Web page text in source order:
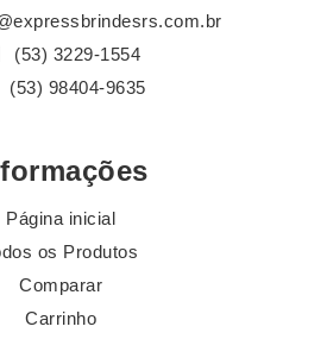
(53) 3229-1554
(53) 98404-9635
Página inicial
os Produtos
Comparar
Carrinho